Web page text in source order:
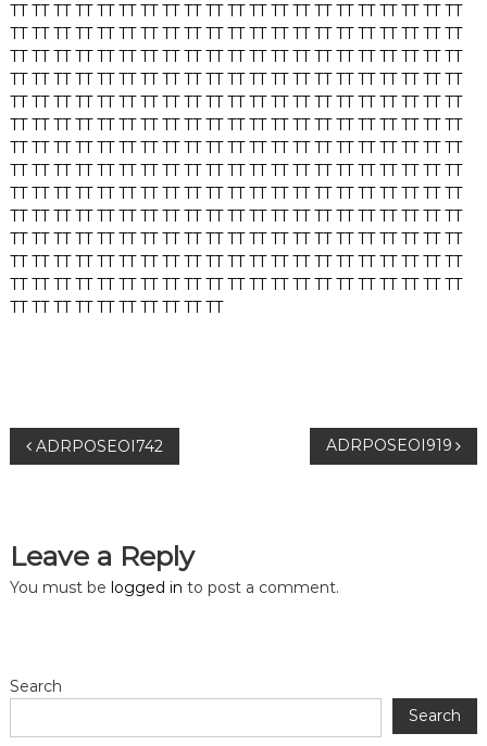
TT TT TT TT TT TT TT TT TT TT TT TT TT TT TT TT TT TT TT TT TT
TT TT TT TT TT TT TT TT TT TT TT TT TT TT TT TT TT TT TT TT TT
TT TT TT TT TT TT TT TT TT TT TT TT TT TT TT TT TT TT TT TT TT
TT TT TT TT TT TT TT TT TT TT TT TT TT TT TT TT TT TT TT TT TT
TT TT TT TT TT TT TT TT TT TT TT TT TT TT TT TT TT TT TT TT TT
TT TT TT TT TT TT TT TT TT TT TT TT TT TT TT TT TT TT TT TT TT
TT TT TT TT TT TT TT TT TT TT TT TT TT TT TT TT TT TT TT TT TT
TT TT TT TT TT TT TT TT TT TT TT TT TT TT TT TT TT TT TT TT TT
TT TT TT TT TT TT TT TT TT TT TT TT TT TT TT TT TT TT TT TT TT
TT TT TT TT TT TT TT TT TT TT TT TT TT TT TT TT TT TT TT TT TT
TT TT TT TT TT TT TT TT TT TT TT TT TT TT TT TT TT TT TT TT TT
TT TT TT TT TT TT TT TT TT TT TT TT TT TT TT TT TT TT TT TT TT
TT TT TT TT TT TT TT TT TT TT TT TT TT TT TT TT TT TT TT TT TT
TT TT TT TT TT TT TT TT TT TT
P
s
t
a
ADRPOSEOI742 ADRPOSEOI919
Leave a Reply
You must be logged in to post a comment.
Search
Search